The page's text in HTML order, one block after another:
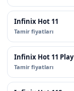
Infinix Hot 11
Tamir fiyatları
Infinix Hot 11 Play
Tamir fiyatları